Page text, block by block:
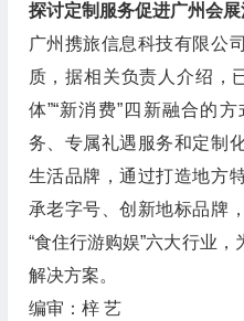
探讨定制服务促进广州会
广州携旅信息科技有限公
质，据相关负责人介绍，
体”“新消费”四新融合的
务、专属礼遇服务和定制
生活品牌，通过打造地方
承老字号、创新地标品牌
“食住行游购娱”六大行业
解决方案。
编审：梓 艺